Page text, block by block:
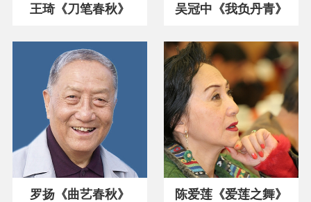
王琦《刀笔春秋》 吴冠中《我负丹青》
罗扬《曲艺春秋》 陈爱莲《爱莲之舞》